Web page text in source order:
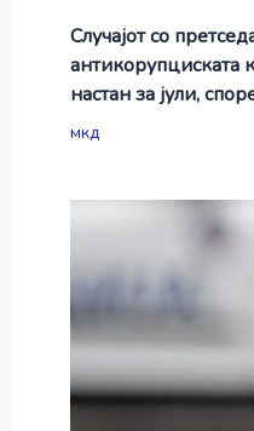
Случајот со
антикорупциската
настан за јули,
мкд